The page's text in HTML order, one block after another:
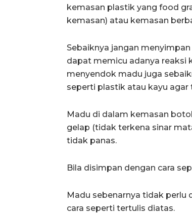
kemasan plastik yang food
kemasan) atau kemasan
Sebaiknya jangan
dapat memicu adanya reaksi
menyendok madu juga
seperti plastik atau kayu
Madu di dalam kemasan
gelap (tidak terkena sinar
tidak panas.
Bila disimpan dengan cara
Madu sebenarnya tidak perlu
cara seperti tertulis diatas.